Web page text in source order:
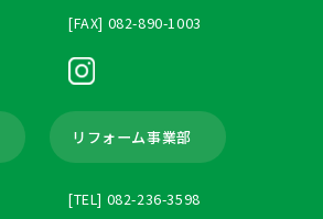
[FAX] 082-890-1003
リフォーム事業部
[TEL] 082-236-3598